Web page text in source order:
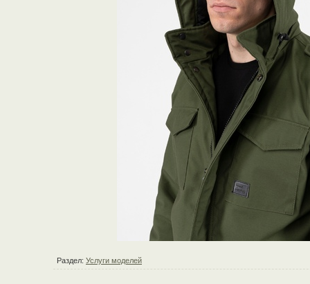
Раздел: Услуги моделей